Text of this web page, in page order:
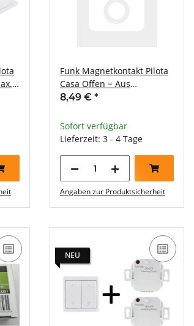
Funk Magnetkontakt Pilota
Casa Offen = Aus
Geschlossen = Ein
8,49 € *
Sofort verfügbar
Lieferzeit: 3 - 4 Tage
Angaben zur Produktsicherheit
NEU